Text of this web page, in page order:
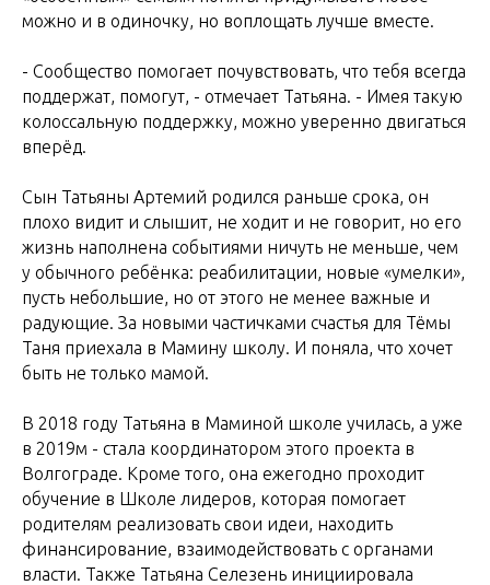
можно и в одиночку, но воплощать лучше вместе.
- Сообщество помогает почувствовать, что тебя всегда
поддержат, помогут, - отмечает Татьяна. - Имея такую
колоссальную поддержку, можно уверенно двигаться
вперёд.
Сын Татьяны Артемий родился раньше срока, он
плохо видит и слышит, не ходит и не говорит, но его
жизнь наполнена событиями ничуть не меньше, чем
у обычного ребёнка: реабилитации, новые «умелки»,
пусть небольшие, но от этого не менее важные и
радующие. За новыми частичками счастья для Тёмы
Таня приехала в Мамину школу. И поняла, что хочет
быть не только мамой.
В 2018 году Татьяна в Маминой школе училась, а уже
в 2019м - стала координатором этого проекта в
Волгограде. Кроме того, она ежегодно проходит
обучение в Школе лидеров, которая помогает
родителям реализовать свои идеи, находить
финансирование, взаимодействовать с органами
власти. Также Татьяна Селезень инициировала